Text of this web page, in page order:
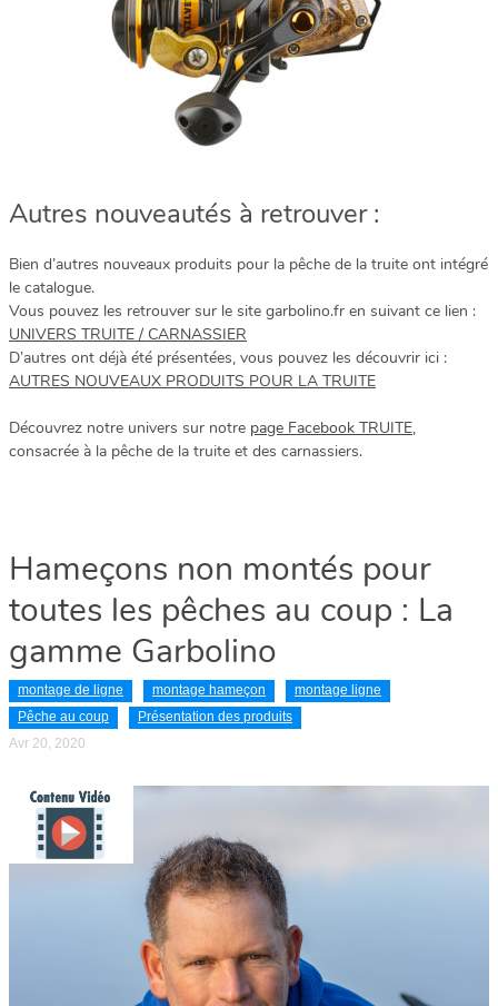
Autres nouveautés à retrouver :
Bien d’autres nouveaux produits pour la pêche de la truite ont intégré
le catalogue.
Vous pouvez les retrouver sur le site garbolino.fr en suivant ce lien :
UNIVERS TRUITE / CARNASSIER
D’autres ont déjà été présentées, vous pouvez les découvrir ici :
AUTRES NOUVEAUX PRODUITS POUR LA TRUITE
Découvrez notre univers sur notre page Facebook TRUITE,
consacrée à la pêche de la truite et des carnassiers.
Hameçons non montés pour
toutes les pêches au coup : La
gamme Garbolino
montage de ligne montage hameçon
montage ligne
Pêche au coup
Présentation des produits
Avr 20, 2020